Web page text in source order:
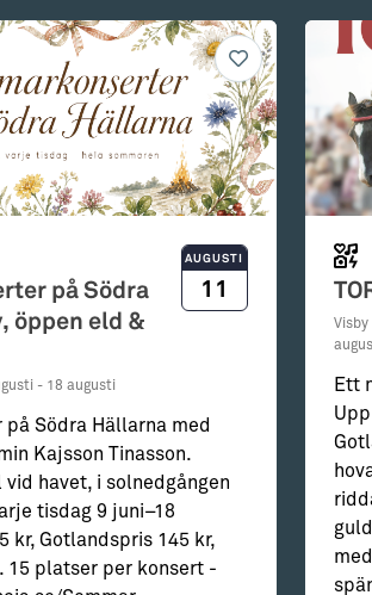
på Södra
öppen eld &
- 18 augusti
AUGUSTI
11
Södra Hällarna med
Kajsson Tinasson.
havet, i solnedgången
tisdag 9 juni–18
kr, Gotlandspris 145 kr,
15 platser per konsert -
Visby
Ett